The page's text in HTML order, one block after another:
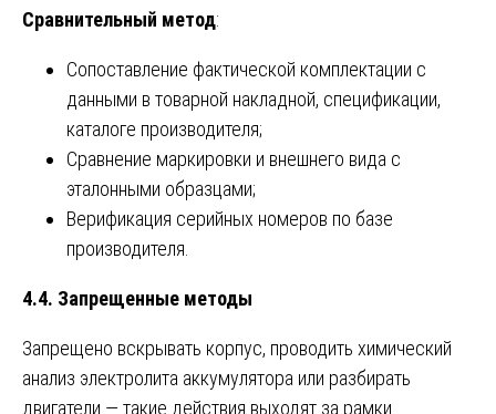
Сравнительный метод:
Сопоставление фактической комплектации с
данными в товарной накладной, спецификации,
каталоге производителя;
Сравнение маркировки и внешнего вида с
эталонными образцами;
Верификация серийных номеров по базе
производителя.
4.4. Запрещенные методы
Запрещено вскрывать корпус, проводить химический
анализ электролита аккумулятора или разбирать
двигатели — такие действия выходят за рамки